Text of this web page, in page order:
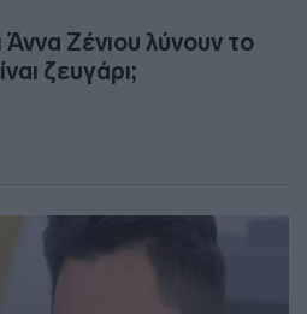
Ζένιου λύνουν το
ζευγάρι;